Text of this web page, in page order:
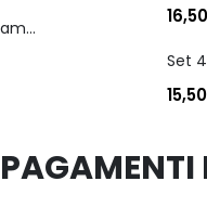
Set 4 pezzi asilo bambino personaggio batman
16,50
15,50
PAGAMENTI